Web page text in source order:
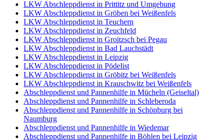
LKW Abschleppdienst in Prittitz und Umgebung
LKW Abschleppdienst in Gröben bei Weißenfels
LKW Abschleppdienst in Teuchern
LKW Abschleppdienst in Zeuchfeld
LKW Abschleppdienst in Groitzsch bei Pegau
LKW Abschleppdienst in Bad Lauchstädt
LKW Abschleppdienst in Leipzig
LKW Abschleppdienst in Pödelist
LKW Abschleppdienst in Gröbitz bei Weißenfels
LKW Abschleppdienst in Krauschwitz bei Weißenfels
Abschleppdienst und Pannenhilfe in Mücheln (Geiseltal)
Abschleppdienst und Pannenhilfe in Schleberoda
Abschleppdienst und Pannenhilfe in Schönburg bei
Naumburg
Abschleppdienst und Pannenhilfe in Wiedemar
Abschleppdienst und Pannenhilfe in Böhlen bei Leipzig